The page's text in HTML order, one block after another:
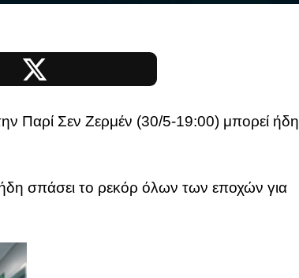
Παρί Σεν Ζερμέν (30/5-19:00) μπορεί ήδη
σπάσει το ρεκόρ όλων των εποχών για